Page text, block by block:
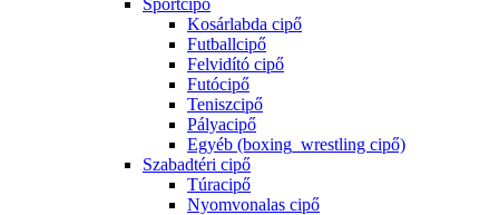
Sportcipő
Kosárlabda cipő
Futballcipő
Felvidító cipő
Futócipő
Teniszcipő
Pályacipő
Egyéb (boxing_wrestling cipő)
Szabadtéri cipő
Túracipő
Nyomvonalas cipő